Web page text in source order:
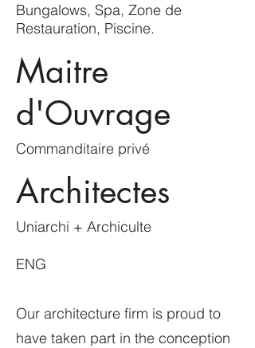
Bungalows, Spa, Zone de
Restauration, Piscine.
Maitre
d'Ouvrage
Commanditaire privé
Architectes
Uniarchi + Archiculte
ENG
Our architecture firm is proud to
have taken part in the conception